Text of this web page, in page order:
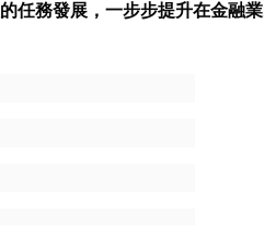
任務發展，一步步提升在金融業